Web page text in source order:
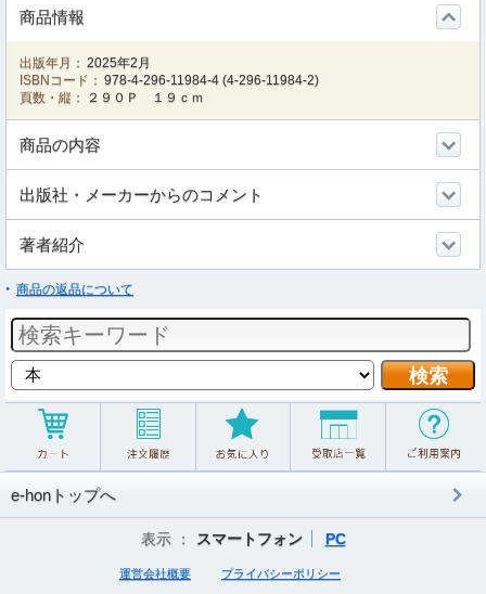
商品情報
出版年月： 2025年2月
ISBNコード： 978-4-296-11984-4 (4-296-11984-2)
頁数・縦：
２９０Ｐ １９ｃｍ
商品の内容
出版社・メーカーからのコメント
著者紹介
商品の返品について
e-honトップへ
表示 ： スマートフォン PC
運営会社概要 プライバシーポリシー